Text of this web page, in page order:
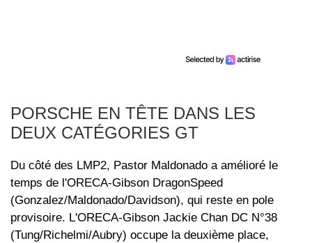
PORSCHE EN TÊTE DANS LES
DEUX CATÉGORIES GT
Du côté des LMP2, Pastor Maldonado a amélioré le
temps de l'ORECA-Gibson DragonSpeed
(Gonzalez/Maldonado/Davidson), qui reste en pole
provisoire. L'ORECA-Gibson Jackie Chan DC N°38
(Tung/Richelmi/Aubry) occupe la deuxième place,